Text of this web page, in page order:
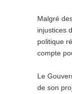
Malgré
injustices
politique
compte
Le
de son